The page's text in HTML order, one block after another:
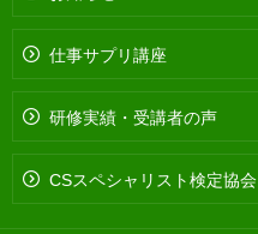
仕事サプリ講座
研修実績・受講者の声
CSスペシャリスト検定協会